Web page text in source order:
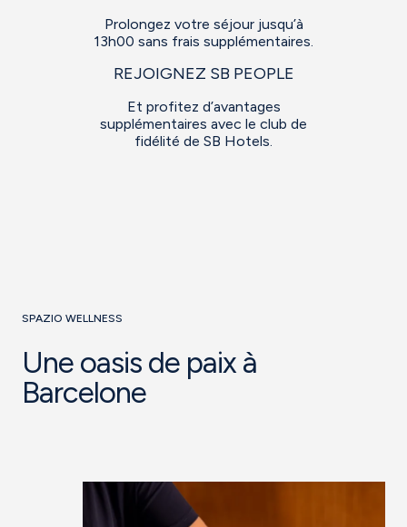
Prolongez votre séjour jusqu’à
13h00 sans frais supplémentaires.
REJOIGNEZ SB PEOPLE
Et profitez d’avantages
supplémentaires avec le club de
fidélité de SB Hotels.
SPAZIO WELLNESS
Une oasis de paix à
Barcelone